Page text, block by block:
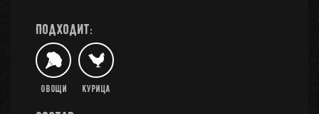
Подходит:
Овощи Курица